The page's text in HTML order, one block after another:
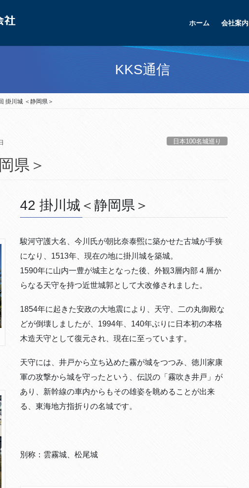
ホーム 会社案内
KKS通信
掛川城 ＜静岡県＞
日本100名城巡り
県＞
42 掛川城＜静岡県＞
駿河守護大名、今川氏が朝比奈泰煕に築かせた古城が手狭
になり、1513年、現在の地に掛川城を築城。
1590年に山内一豊が城主となった後、外観3層内部４層か
らなる天守を持つ近世城郭として大改修されました。
1854年に起きた安政の大地震により、天守、二の丸御殿な
どが倒壊しましたが、1994年、140年ぶりに日本初の本格
木造天守として復元され、現在に至っています。
天守には、井戸から立ち込めた霧が城をつつみ、徳川家康
軍の攻撃から城を守ったという、伝説の「霧吹き井戸」が
あり、新幹線の車内からもその雄姿を眺めることが出来
る、東海地方指折りの名城です。
別称：雲霧城、松尾城